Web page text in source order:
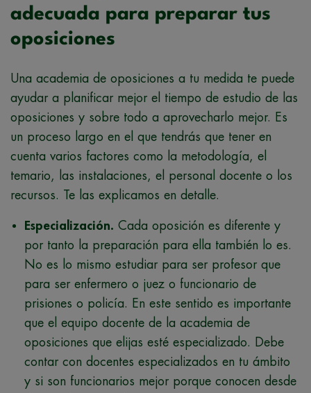
adecuada para preparar tus
oposiciones
Una academia de oposiciones a tu medida te puede
ayudar a planificar mejor el tiempo de estudio de las
oposiciones y sobre todo a aprovecharlo mejor. Es
un proceso largo en el que tendrás que tener en
cuenta varios factores como la metodología, el
temario, las instalaciones, el personal docente o los
recursos. Te las explicamos en detalle.
Especialización. Cada oposición es diferente y
por tanto la preparación para ella también lo es.
No es lo mismo estudiar para ser profesor que
para ser enfermero o juez o funcionario de
prisiones o policía. En este sentido es importante
que el equipo docente de la academia de
oposiciones que elijas esté especializado. Debe
contar con docentes especializados en tu ámbito
y si son funcionarios mejor porque conocen desde